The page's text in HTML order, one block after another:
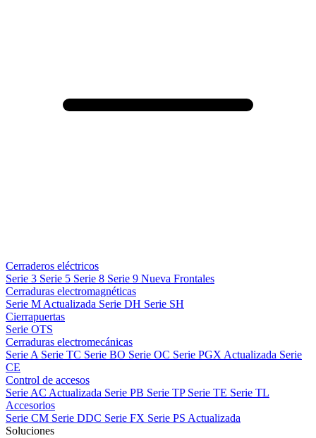
Cerraderos eléctricos
Serie 3 Serie 5 Serie 8 Serie 9 Nueva Frontales
Cerraduras electromagnéticas
Serie M Actualizada Serie DH Serie SH
Cierrapuertas
Serie OTS
Cerraduras electromecánicas
Serie A Serie TC Serie BO Serie OC Serie PGX Actualizada Serie
CE
Control de accesos
Serie AC Actualizada Serie PB Serie TP Serie TE Serie TL
Accesorios
Serie CM Serie DDC Serie FX Serie PS Actualizada
Soluciones